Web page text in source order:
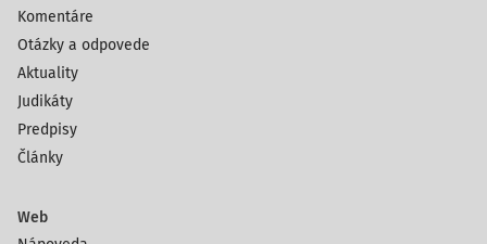
Komentáre
Otázky a odpovede
Aktuality
Judikáty
Predpisy
Články
Web